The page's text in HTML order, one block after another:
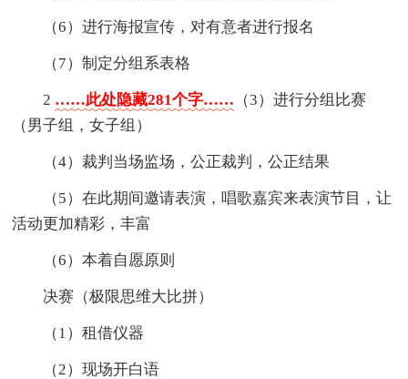
（6）进行海报宣传，对有意者进行报名
（7）制定分组系表格
2 ……此处隐藏281个字…… （3）进行分组比赛
（男子组，女子组）
（4）裁判当场监场，公正裁判，公正结果
（5）在此期间邀请表演，唱歌嘉宾来表演节目，让
活动更加精彩，丰富
（6）本着自愿原则
决赛（极限思维大比拼）
（1）租借仪器
（2）现场开白语